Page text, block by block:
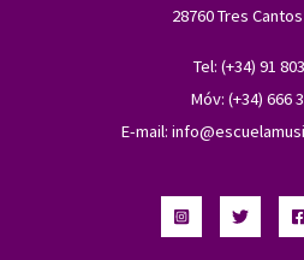
28760 Tres
Tel: (+34) 91
Móv: (+34) 666
E-mail: